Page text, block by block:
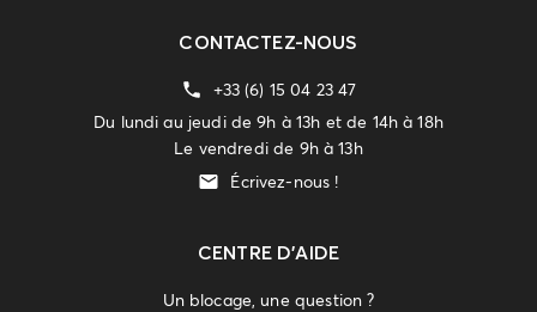
CONTACTEZ-NOUS
+33 (6) 15 04 23 47
Du lundi au jeudi de 9h à 13h et de 14h à 18h
Le vendredi de 9h à 13h
Écrivez-nous !
CENTRE D'AIDE
Un blocage, une question ?